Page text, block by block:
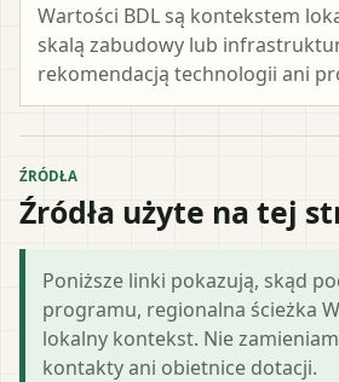
Wartości BDL są kontekstem
skalą zabudowy lub
rekomendacją technologii ani
ŹRÓDŁA
Źródła użyte na tej
Poniższe linki pokazują, skąd
programu, regionalna ścieżka
lokalny kontekst. Nie
kontakty ani obietnice dotacji.